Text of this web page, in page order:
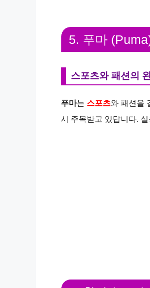
5. 푸마
스포츠와 패션의
푸마는 스포츠와 패션을
시 주목받고 있답니다.